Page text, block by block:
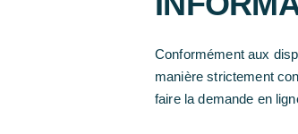
Conformément aux
manière strictement
faire la demande en